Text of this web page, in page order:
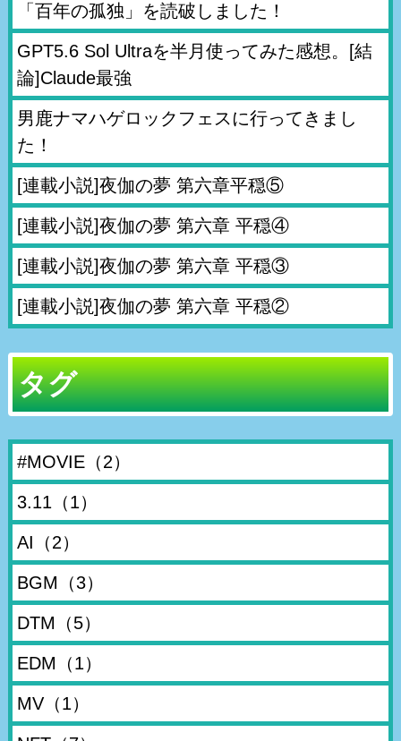
「百年の孤独」を読破しました！
GPT5.6 Sol Ultraを半月使ってみた感想。[結
論]Claude最強
男鹿ナマハゲロックフェスに行ってきまし
た！
[連載小説]夜伽の夢 第六章平穏⑤
[連載小説]夜伽の夢 第六章 平穏④
[連載小説]夜伽の夢 第六章 平穏③
[連載小説]夜伽の夢 第六章 平穏②
タグ
#MOVIE（2）
3.11 （1）
AI （2）
BGM （3）
DTM （5）
EDM （1）
MV（1）